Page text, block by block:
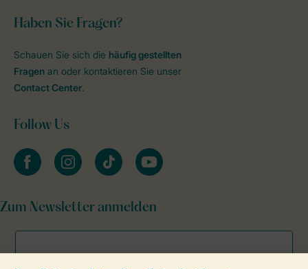
Haben Sie Fragen?
Schauen Sie sich die häufig gestellten
Fragen an oder kontaktieren Sie unser
Contact Center.
Follow Us
facebookinstagramtiktok youtube
Zum Newsletter anmelden